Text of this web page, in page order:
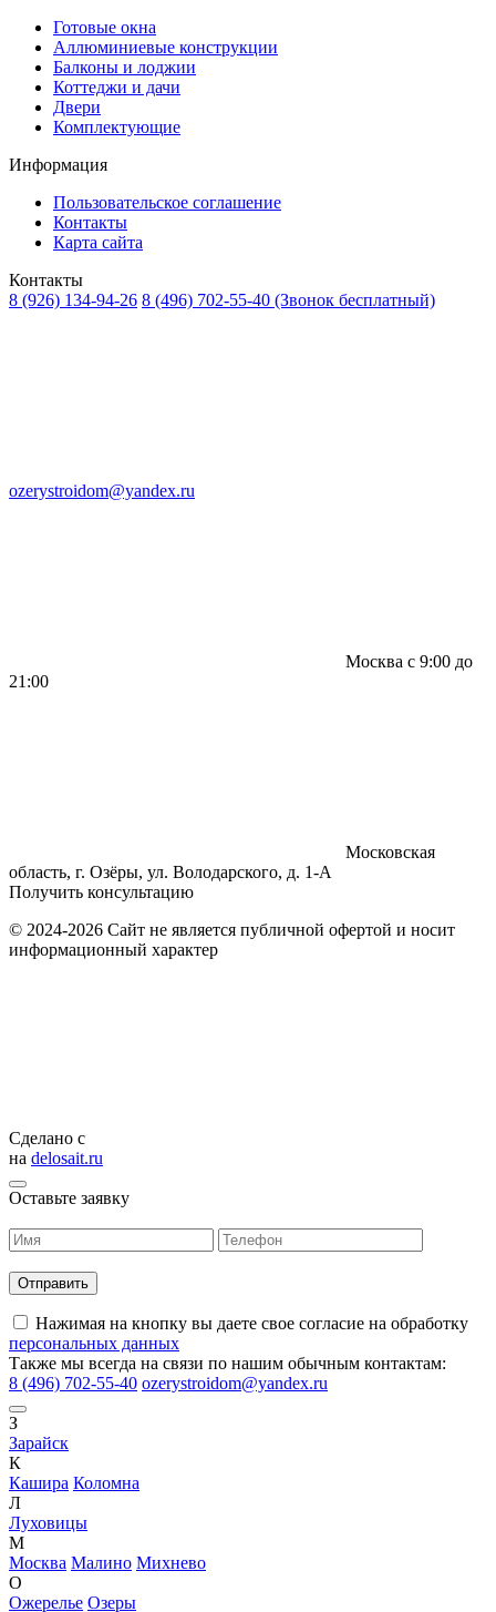
Готовые окна
Аллюминиевые конструкции
Балконы и лоджии
Коттеджи и дачи
Двери
Комплектующие
Информация
Пользовательское соглашение
Контакты
Карта сайта
Контакты
8 (926) 134-94-26 8 (496) 702-55-40 (Звонок бесплатный)
ozerystroidom@yandex.ru
Москва с 9:00 до
21:00
Московская
область, г. Озёры, ул. Володарского, д. 1-А
Получить консультацию
© 2024-2026 Сайт не является публичной офертой и носит
информационный характер
Сделано с
на delosait.ru
Оставьте заявку
Нажимая на кнопку вы даете свое согласие на обработку
персональных данных
Также мы всегда на связи по нашим обычным контактам:
8 (496) 702-55-40 ozerystroidom@yandex.ru
З
Зарайск
К
Кашира Коломна
Л
Луховицы
М
Москва Малино Михнево
О
Ожерелье Озеры